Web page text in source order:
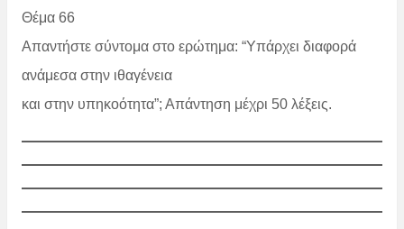
Θέμα 66
Απαντήστε σύντομα στο ερώτημα: “Υπάρχει διαφορά
ανάμεσα στην ιθαγένεια
και στην υπηκοότητα”; Απάντηση μέχρι 50 λέξεις.